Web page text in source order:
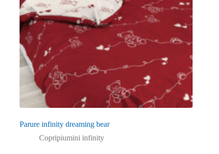
Parure infinity dreaming bear
Copripiumini infinity